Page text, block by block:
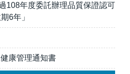
108年度委託辦理品質保證認可
6年」
康管理通知書